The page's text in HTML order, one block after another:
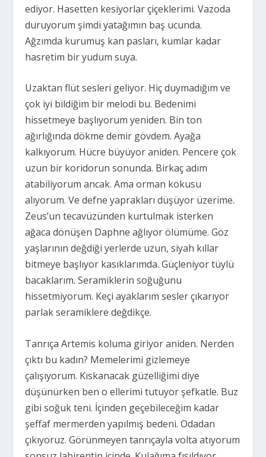
ediyor. Hasetten kesiyorlar çiçeklerimi. Vazoda
duruyorum şimdi yatağımın baş ucunda.
Ağzımda kurumuş kan pasları, kumlar kadar
hasretim bir yudum suya.
Uzaktan flüt sesleri geliyor. Hiç duymadığım ve
çok iyi bildiğim bir melodi bu. Bedenimi
hissetmeye başlıyorum yeniden. Bin ton
ağırlığında dökme demir gövdem. Ayağa
kalkıyorum. Hücre büyüyor aniden. Pencere çok
uzun bir koridorun sonunda. Birkaç adım
atabiliyorum ancak. Ama orman kokusu
alıyorum. Ve defne yaprakları düşüyor üzerime.
Zeus’un tecavüzünden kurtulmak isterken
ağaca dönüşen Daphne ağlıyor ölümüme. Göz
yaşlarının değdiği yerlerde uzun, siyah kıllar
bitmeye başlıyor kasıklarımda. Güçleniyor tüylü
bacaklarım. Seramiklerin soğuğunu
hissetmiyorum. Keçi ayaklarım sesler çıkarıyor
parlak seramiklere değdikçe.
Tanrıça Artemis koluma giriyor aniden. Nerden
çıktı bu kadın? Memelerimi gizlemeye
çalışıyorum. Kıskanacak güzelliğimi diye
düşünürken ben o ellerimi tutuyor şefkatle. Buz
gibi soğuk teni. İçinden geçebileceğim kadar
şeffaf mermerden yapılmış bedeni. Odadan
çıkıyoruz. Görünmeyen tanrıçayla volta atıyorum